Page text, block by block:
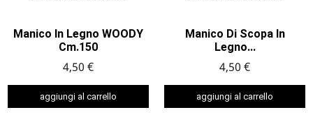
Manico In Legno WOODY
Cm.150
4,50 €
aggiungi al carrello
Manico Di Scopa In
Legno...
4,50 €
aggiungi al carrello